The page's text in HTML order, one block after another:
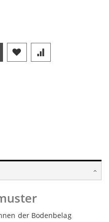
ut labore et dolore
veniam, quis nostrud
ut aliquip ex ea
ut labore et dolore
veniam, quis nostrud
ut aliquip ex ea
ut labore et dolore
veniam, quis nostrud
ut aliquip ex ea
der Bodenbelag